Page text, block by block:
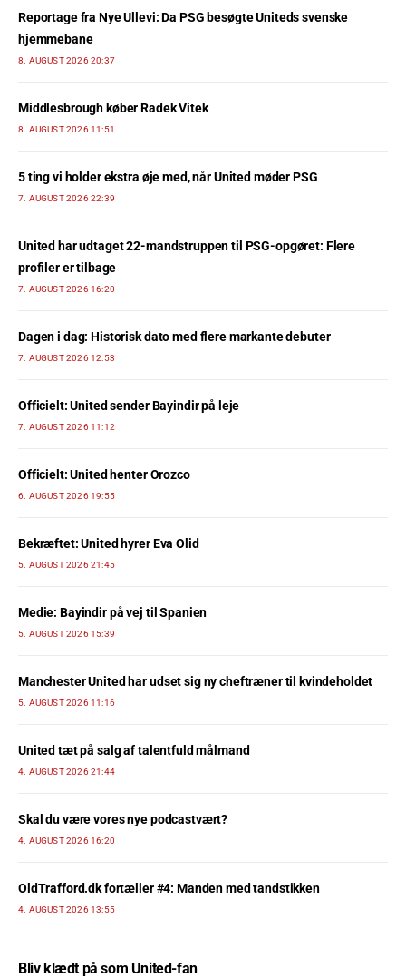
Reportage fra Nye Ullevi: Da PSG besøgte Uniteds svenske
hjemmebane
8. AUGUST 2026 20:37
Middlesbrough køber Radek Vitek
8. AUGUST 2026 11:51
5 ting vi holder ekstra øje med, når United møder PSG
7. AUGUST 2026 22:39
United har udtaget 22-mandstruppen til PSG-opgøret: Flere
profiler er tilbage
7. AUGUST 2026 16:20
Dagen i dag: Historisk dato med flere markante debuter
7. AUGUST 2026 12:53
Officielt: United sender Bayindir på leje
7. AUGUST 2026 11:12
Officielt: United henter Orozco
6. AUGUST 2026 19:55
Bekræftet: United hyrer Eva Olid
5. AUGUST 2026 21:45
Medie: Bayindir på vej til Spanien
5. AUGUST 2026 15:39
Manchester United har udset sig ny cheftræner til kvindeholdet
5. AUGUST 2026 11:16
United tæt på salg af talentfuld målmand
4. AUGUST 2026 21:44
Skal du være vores nye podcastvært?
4. AUGUST 2026 16:20
OldTrafford.dk fortæller #4: Manden med tandstikken
4. AUGUST 2026 13:55
Bliv klædt på som United-fan